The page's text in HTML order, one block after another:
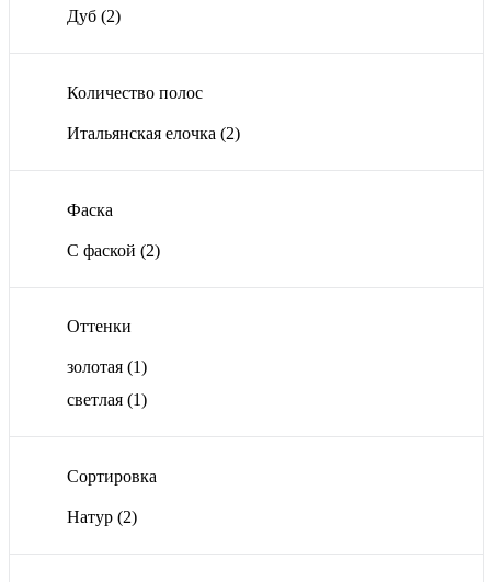
Дуб (2)
Количество полос
Итальянская елочка (2)
Фаска
С фаской (2)
Оттенки
золотая (1)
светлая (1)
Сортировка
Натур (2)